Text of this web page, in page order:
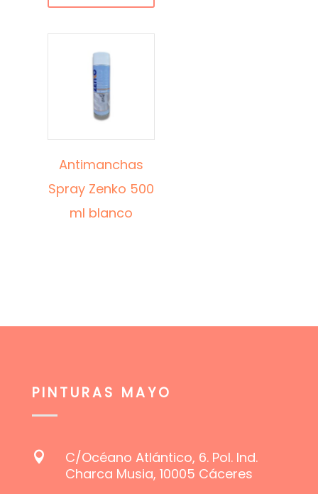
Las
la
Antimanchas
Spray Zenko 500
ml blanco
PINTURAS MAYO

C/Océano Atlántico, 6. Pol. Ind.
Charca Musia, 10005 Cáceres